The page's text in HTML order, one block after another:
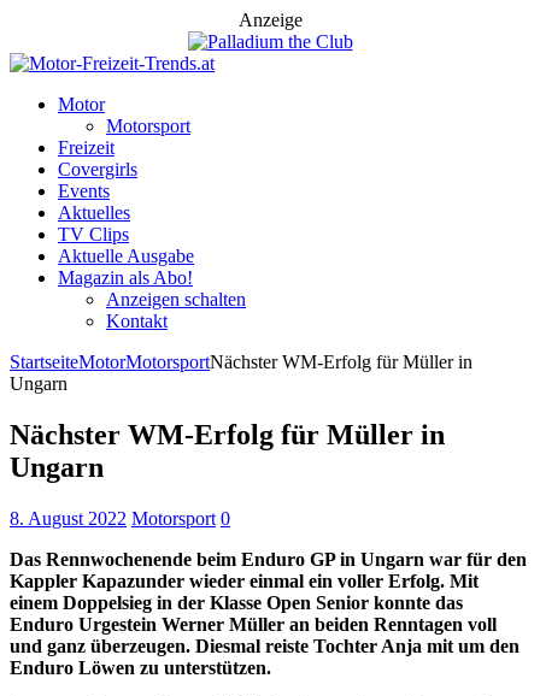
Anzeige
Motor
Motorsport
Freizeit
Covergirls
Events
Aktuelles
TV Clips
Aktuelle Ausgabe
Magazin als Abo!
Anzeigen schalten
Kontakt
StartseiteMotorMotorsportNächster WM-Erfolg für Müller in
Ungarn
Nächster WM-Erfolg für Müller in
Ungarn
8. August 2022 Motorsport 0
Das Rennwochenende beim Enduro GP in Ungarn war für den
Kappler Kapazunder wieder einmal ein voller Erfolg. Mit
einem Doppelsieg in der Klasse Open Senior konnte das
Enduro Urgestein Werner Müller an beiden Renntagen voll
und ganz überzeugen. Diesmal reiste Tochter Anja mit um den
Enduro Löwen zu unterstützen.